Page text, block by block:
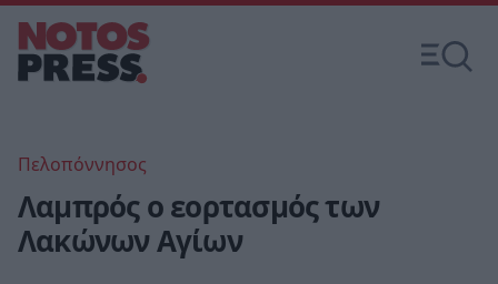
Πελοπόννησος
Λαμπρός ο εορτασμός των
Λακώνων Αγίων